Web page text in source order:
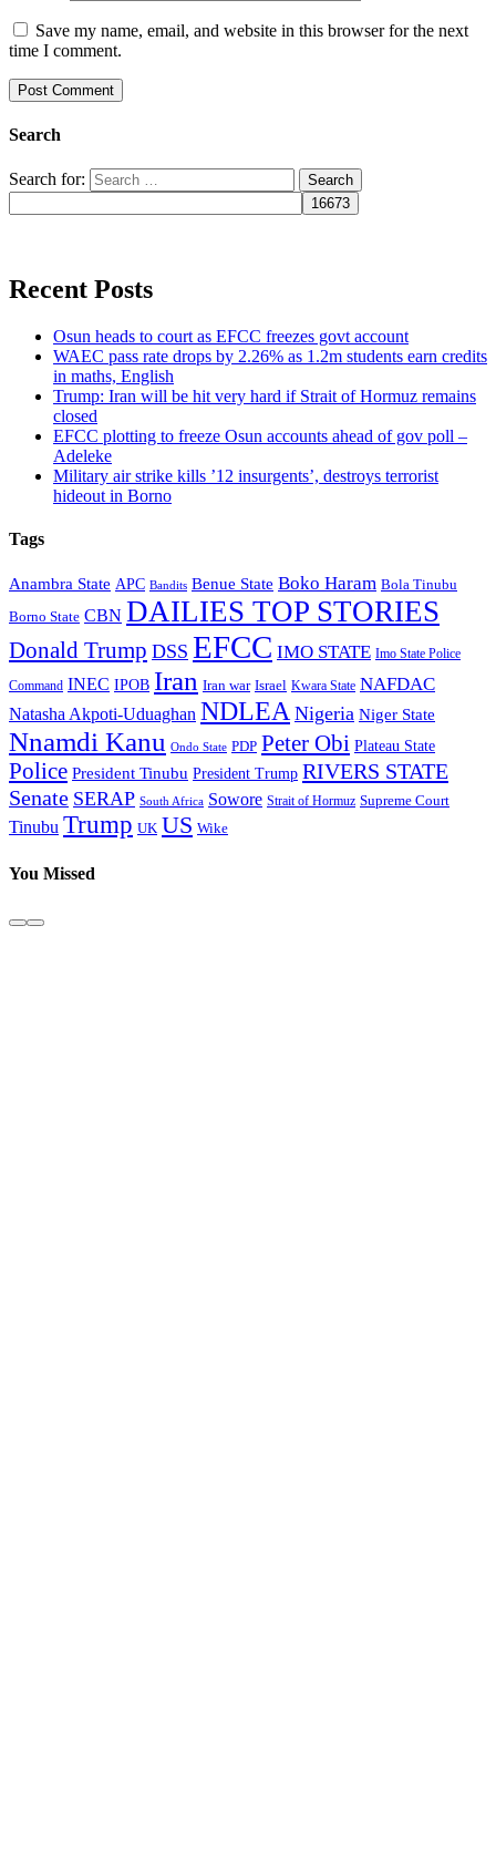
Save my name, email, and website in this browser for the next
time I comment.
Search
Search for:
Recent Posts
Osun heads to court as EFCC freezes govt account
WAEC pass rate drops by 2.26% as 1.2m students earn credits
in maths, English
Trump: Iran will be hit very hard if Strait of Hormuz remains
closed
EFCC plotting to freeze Osun accounts ahead of gov poll –
Adeleke
Military air strike kills ’12 insurgents’, destroys terrorist
hideout in Borno
Tags
Anambra State APC Bandits Benue State Boko Haram Bola Tinubu
Borno State CBN DAILIES TOP STORIES
Donald Trump DSS EFCC IMO STATE Imo State Police
Command INEC IPOB Iran Iran war Israel Kwara State NAFDAC
Natasha Akpoti-Uduaghan NDLEA Nigeria Niger State
Nnamdi Kanu Ondo State PDP Peter Obi Plateau State
Police President Tinubu President Trump RIVERS STATE
Senate SERAP South Africa Sowore Strait of Hormuz Supreme Court
Tinubu Trump UK US Wike
You Missed